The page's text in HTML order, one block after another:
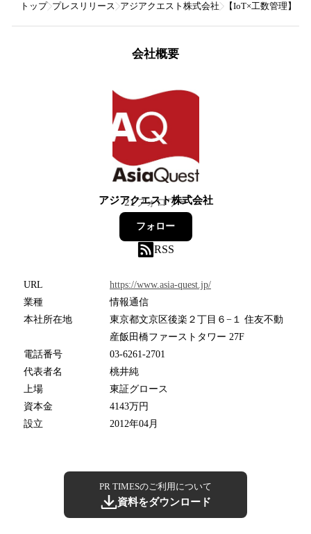
トップ プレスリリース アジアクエスト株式会社 【IoT×工数管理】
会社概要
アジアクエスト株式会社
21フォロワー
フォロー
RSS
URL
https://www.asia-quest.jp/
業種
情報通信
本社所在地
東京都文京区後楽２丁目６−１ 住友不動
産飯田橋ファーストタワー 27F
電話番号
03-6261-2701
代表者名
桃井純
上場
東証グロース
資本金
4143万円
設立
2012年04月
PR TIMESのご利用について
資料をダウンロード